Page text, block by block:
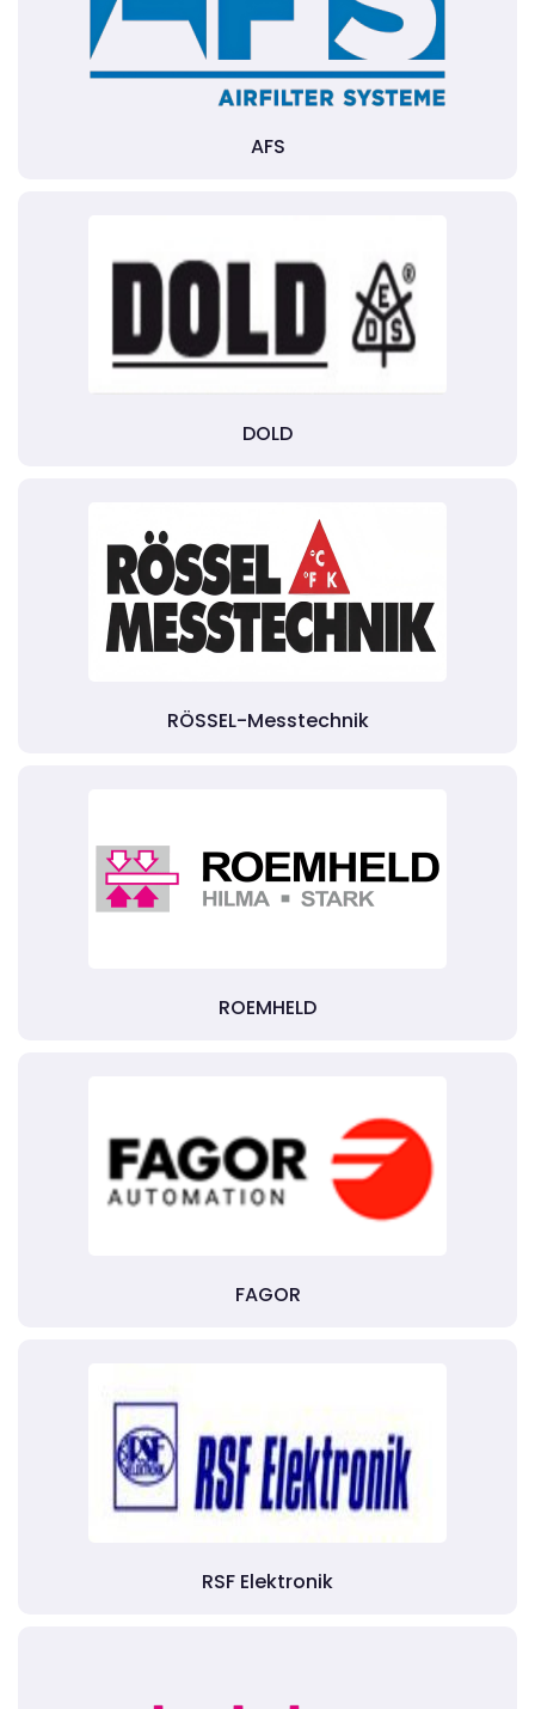
AFS
DOLD
RÖSSEL-Messtechnik
ROEMHELD
FAGOR
RSF Elektronik